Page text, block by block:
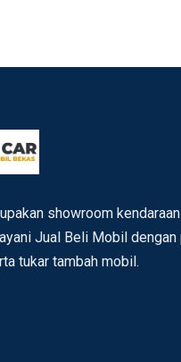
showroom
Jual Beli Mobil dengan
tukar tambah mobil.